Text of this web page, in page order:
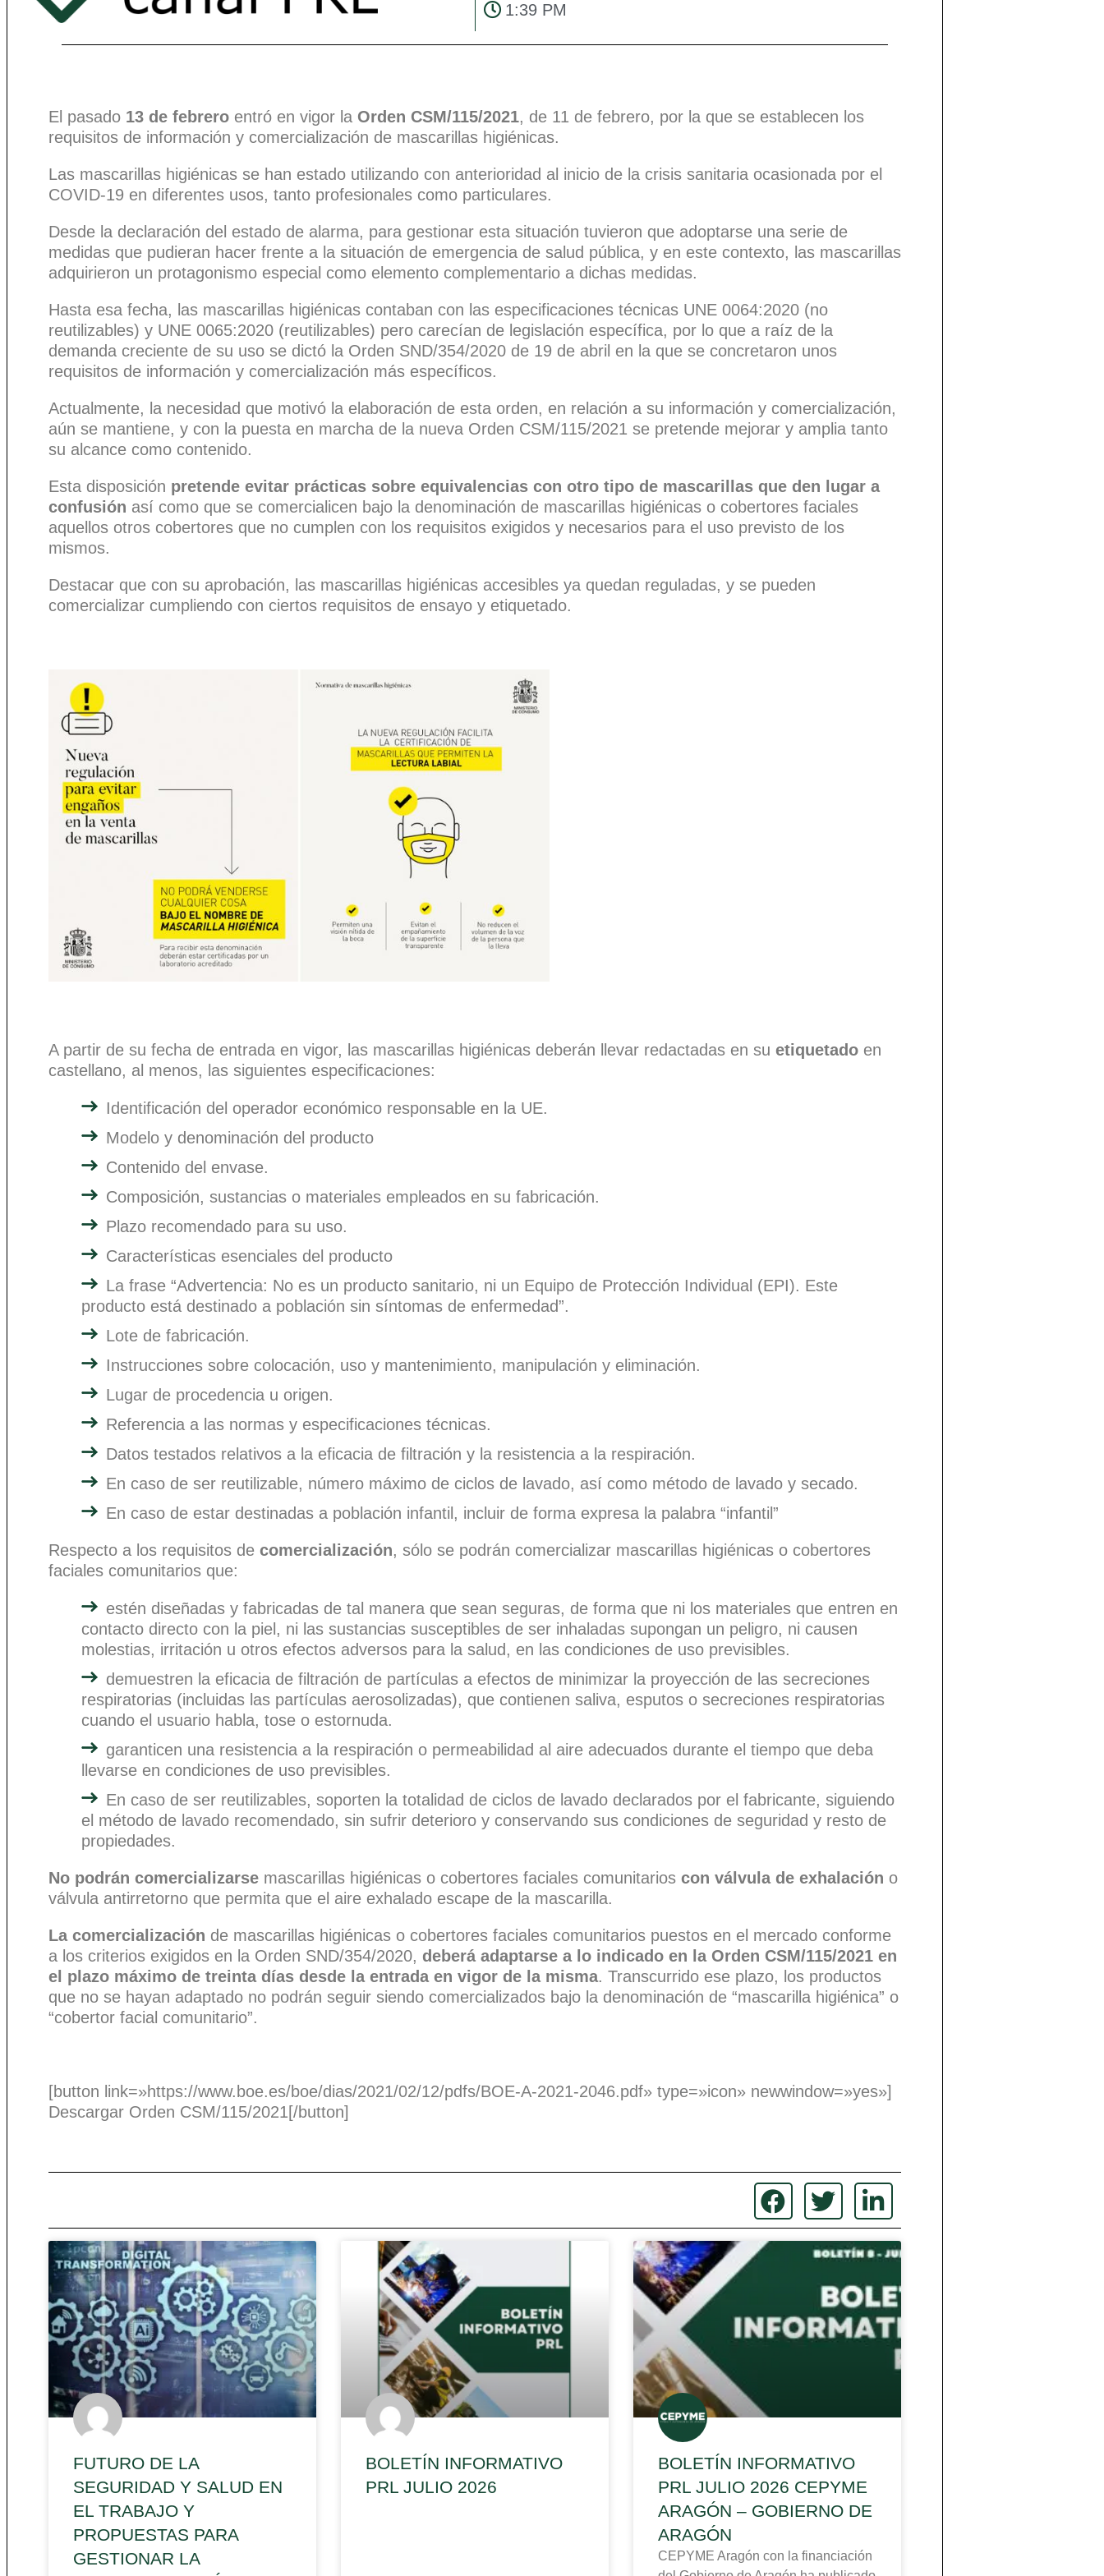
1:39 PM
El pasado 13 de febrero entró en vigor la Orden CSM/115/2021, de 11 de febrero, por la que se establecen los
requisitos de información y comercialización de mascarillas higiénicas.
Las mascarillas higiénicas se han estado utilizando con anterioridad al inicio de la crisis sanitaria ocasionada por el
COVID-19 en diferentes usos, tanto profesionales como particulares.
Desde la declaración del estado de alarma, para gestionar esta situación tuvieron que adoptarse una serie de
medidas que pudieran hacer frente a la situación de emergencia de salud pública, y en este contexto, las mascarillas
adquirieron un protagonismo especial como elemento complementario a dichas medidas.
Hasta esa fecha, las mascarillas higiénicas contaban con las especificaciones técnicas UNE 0064:2020 (no
reutilizables) y UNE 0065:2020 (reutilizables) pero carecían de legislación específica, por lo que a raíz de la
demanda creciente de su uso se dictó la Orden SND/354/2020 de 19 de abril en la que se concretaron unos
requisitos de información y comercialización más específicos.
Actualmente, la necesidad que motivó la elaboración de esta orden, en relación a su información y comercialización,
aún se mantiene, y con la puesta en marcha de la nueva Orden CSM/115/2021 se pretende mejorar y amplia tanto
su alcance como contenido.
Esta disposición pretende evitar prácticas sobre equivalencias con otro tipo de mascarillas que den lugar a
confusión así como que se comercialicen bajo la denominación de mascarillas higiénicas o cobertores faciales
aquellos otros cobertores que no cumplen con los requisitos exigidos y necesarios para el uso previsto de los
mismos.
Destacar que con su aprobación, las mascarillas higiénicas accesibles ya quedan reguladas, y se pueden
comercializar cumpliendo con ciertos requisitos de ensayo y etiquetado.
A partir de su fecha de entrada en vigor, las mascarillas higiénicas deberán llevar redactadas en su etiquetado en
castellano, al menos, las siguientes especificaciones:
Identificación del operador económico responsable en la UE.
Modelo y denominación del producto
Contenido del envase.
Composición, sustancias o materiales empleados en su fabricación.
Plazo recomendado para su uso.
Características esenciales del producto
La frase “Advertencia: No es un producto sanitario, ni un Equipo de Protección Individual (EPI). Este
producto está destinado a población sin síntomas de enfermedad”.
Lote de fabricación.
Instrucciones sobre colocación, uso y mantenimiento, manipulación y eliminación.
Lugar de procedencia u origen.
Referencia a las normas y especificaciones técnicas.
Datos testados relativos a la eficacia de filtración y la resistencia a la respiración.
En caso de ser reutilizable, número máximo de ciclos de lavado, así como método de lavado y secado.
En caso de estar destinadas a población infantil, incluir de forma expresa la palabra “infantil”
Respecto a los requisitos de comercialización, sólo se podrán comercializar mascarillas higiénicas o cobertores
faciales comunitarios que:
estén diseñadas y fabricadas de tal manera que sean seguras, de forma que ni los materiales que entren en
contacto directo con la piel, ni las sustancias susceptibles de ser inhaladas supongan un peligro, ni causen
molestias, irritación u otros efectos adversos para la salud, en las condiciones de uso previsibles.
demuestren la eficacia de filtración de partículas a efectos de minimizar la proyección de las secreciones
respiratorias (incluidas las partículas aerosolizadas), que contienen saliva, esputos o secreciones respiratorias
cuando el usuario habla, tose o estornuda.
garanticen una resistencia a la respiración o permeabilidad al aire adecuados durante el tiempo que deba
llevarse en condiciones de uso previsibles.
En caso de ser reutilizables, soporten la totalidad de ciclos de lavado declarados por el fabricante, siguiendo
el método de lavado recomendado, sin sufrir deterioro y conservando sus condiciones de seguridad y resto de
propiedades.
No podrán comercializarse mascarillas higiénicas o cobertores faciales comunitarios con válvula de exhalación o
válvula antirretorno que permita que el aire exhalado escape de la mascarilla.
La comercialización de mascarillas higiénicas o cobertores faciales comunitarios puestos en el mercado conforme
a los criterios exigidos en la Orden SND/354/2020, deberá adaptarse a lo indicado en la Orden CSM/115/2021 en
el plazo máximo de treinta días desde la entrada en vigor de la misma. Transcurrido ese plazo, los productos
que no se hayan adaptado no podrán seguir siendo comercializados bajo la denominación de “mascarilla higiénica” o
“cobertor facial comunitario”.
[button link=»https://www.boe.es/boe/dias/2021/02/12/pdfs/BOE-A-2021-2046.pdf» type=»icon» newwindow=»yes»]
Descargar Orden CSM/115/2021[/button]
FUTURO DE LA
SEGURIDAD Y SALUD EN
EL TRABAJO Y
PROPUESTAS PARA
GESTIONAR LA
BOLETÍN INFORMATIVO
PRL JULIO 2026
BOLETÍN INFORMATIVO
PRL JULIO 2026 CEPYME
ARAGÓN – GOBIERNO DE
ARAGÓN
CEPYME Aragón con la financiación